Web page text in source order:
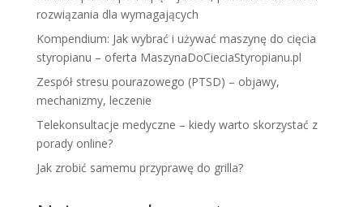
rozwiązania dla wymagających
Kompendium: Jak wybrać i używać maszynę do cięcia
styropianu – oferta MaszynaDoCieciaStyropianu.pl
Zespół stresu pourazowego (PTSD) – objawy,
mechanizmy, leczenie
Telekonsultacje medyczne – kiedy warto skorzystać z
porady online?
Jak zrobić samemu przyprawę do grilla?